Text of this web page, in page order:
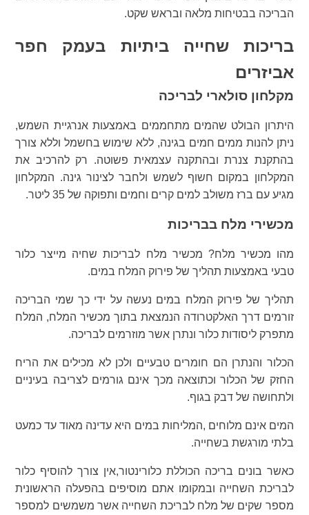
הבריכה בבטיחות מלאה ובראש שקט.
בריכות שחייה ביתיות בעמק חפר
אביזרים
מקלחון סולארי לבריכה
היתרון הבולט שהמים מתחממים באמצעות אנרגיית השמש,
ניתן להנות ממים חמים בגינה, ללא שימוש בחשמל וללא צורך
בהתקנת צנרת ובהתקנה עצמאית פשוטה. רק להרכיב את
המקלחון במקום חשוף לשמש ולחבר לצינור גינה. המקלחון
מגיע עם ברז משולב למים קרים וחמים ותפוקה של 35 ליטר.
מכשירי מלח בבריכות
מהו מכשיר מלח? מכשיר מלח לבריכות שחיה מייצר כלור
טבעי באמצעות תהליך של פירוק המלח במים.
תהליך של פירוק המלח במים נעשה על ידי כך שמי הבריכה
זורמים דרך האלקטרודה הנמצאת בתוך מכשיר המלח, המלח
מתפרק ליסודות כלור ונתרן אשר מוזרמים לבריכה.
הכלור והנתרן הם חומרים טבעיים ולכן לא מכילים את הריח
החזק של הכלור וכתוצאה מכך אינם גורמים לצריבה בעיניים
ולתחושה של דבק בגוף.
המים אינם מלוחים ,המליחות במים היא עדינה מאוד עד כמעט
בלתי מורגשת בשחייה.
כאשר בונים בריכה הכוללת כלורינטור,אין צורך להוסיף כלור
לבריכת השחייה ובמקומו אתם מוסיפים בהפעלה הראשונית
מספר שקים של מלח לבריכת השחייה אשר משמשים למספר